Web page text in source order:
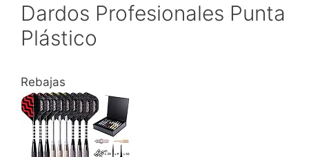
Dardos Profesionales Punta
Plástico
Rebajas